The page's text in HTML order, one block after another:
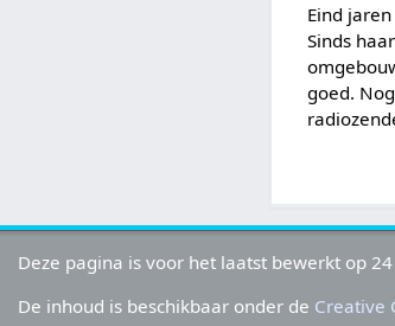
Eind
Sinds
goed.
Deze pagina is voor het laatst bewerkt op
De inhoud is beschikbaar onder de Creative